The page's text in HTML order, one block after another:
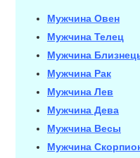
Мужчина Овен
Мужчина Телец
Мужчина
Мужчина Рак
Мужчина Лев
Мужчина Дева
Мужчина Весы
Мужчина